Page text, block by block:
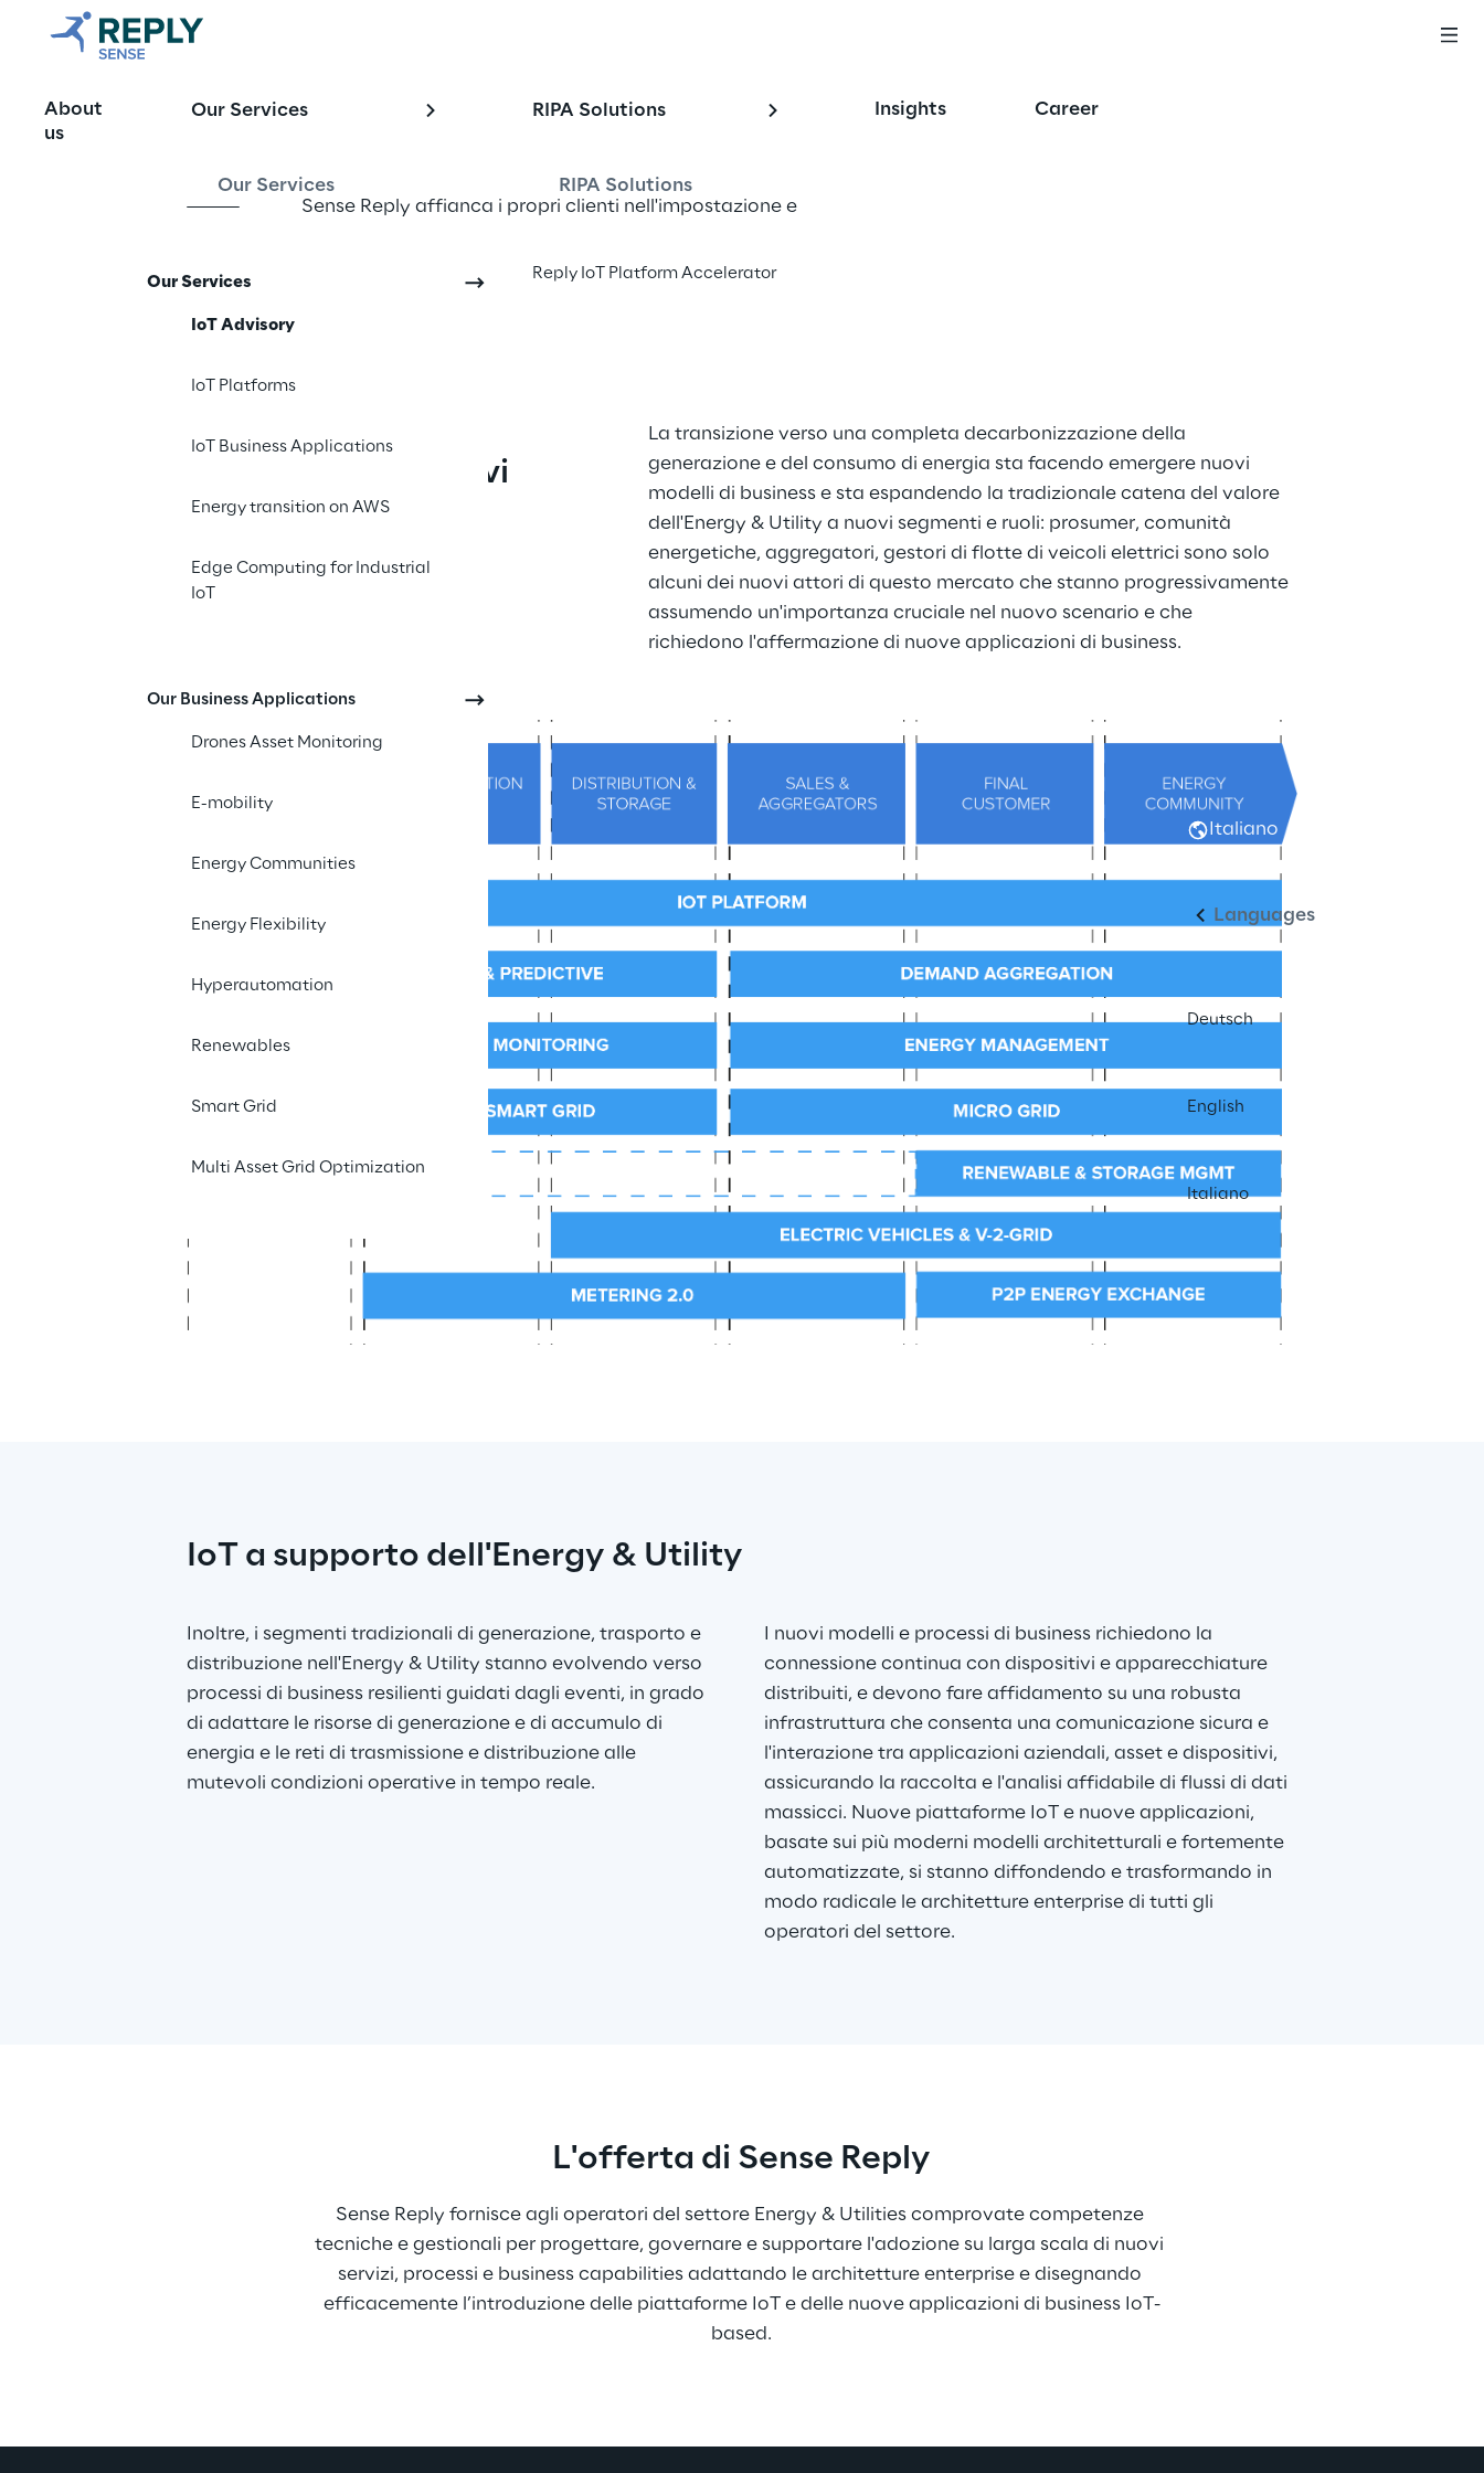
About
us
Our Services
Our Services
Our Services
IoT Advisory
IoT Platforms
IoT Business Applications
Energy transition on AWS
Edge Computing for Industrial
IoT
Our Business Applications
Drones Asset Monitoring
E-mobility
Energy Communities
Energy Flexibility
Hyperautomation
Renewables
Smart Grid
Multi Asset Grid Optimization
RIPA Solutions
RIPA Solutions
Reply IoT Platform Accelerator
Insights Career
Italiano
Languages
Deutsch
English
Italiano
IoT Advisory
Sense Reply affianca i propri clienti nell'impostazione e
Progettazione e
abilitazione di nuovi
modelli di Business
La transizione verso una completa decarbonizzazione della
generazione e del consumo di energia sta facendo emergere nuovi
modelli di business e sta espandendo la tradizionale catena del valore
dell'Energy & Utility a nuovi segmenti e ruoli: prosumer, comunità
energetiche, aggregatori, gestori di flotte di veicoli elettrici sono solo
alcuni dei nuovi attori di questo mercato che stanno progressivamente
assumendo un'importanza cruciale nel nuovo scenario e che
richiedono l'affermazione di nuove applicazioni di business.
IoT a supporto dell'Energy & Utility
Inoltre, i segmenti tradizionali di generazione, trasporto e
distribuzione nell'Energy & Utility stanno evolvendo verso
processi di business resilienti guidati dagli eventi, in grado
di adattare le risorse di generazione e di accumulo di
energia e le reti di trasmissione e distribuzione alle
mutevoli condizioni operative in tempo reale.
I nuovi modelli e processi di business richiedono la
connessione continua con dispositivi e apparecchiature
distribuiti, e devono fare affidamento su una robusta
infrastruttura che consenta una comunicazione sicura e
l'interazione tra applicazioni aziendali, asset e dispositivi,
assicurando la raccolta e l'analisi affidabile di flussi di dati
massicci. Nuove piattaforme IoT e nuove applicazioni,
basate sui più moderni modelli architetturali e fortemente
automatizzate, si stanno diffondendo e trasformando in
modo radicale le architetture enterprise di tutti gli
operatori del settore.
L'offerta di Sense Reply
Sense Reply fornisce agli operatori del settore Energy & Utilities comprovate competenze
tecniche e gestionali per progettare, governare e supportare l'adozione su larga scala di nuovi
servizi, processi e business capabilities adattando le architetture enterprise e disegnando
efficacemente l’introduzione delle piattaforme IoT e delle nuove applicazioni di business IoT-
based.